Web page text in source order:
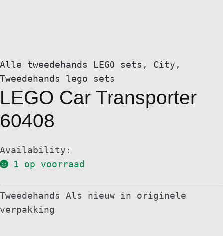
Alle tweedehands LEGO sets , City ,
Tweedehands lego sets
LEGO Car Transporter
60408
Availability:
1 op voorraad
Tweedehands Als nieuw in originele
verpakking